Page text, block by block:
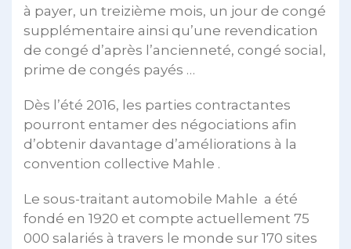
à payer, un treizième mois, un jour de congé
supplémentaire ainsi qu’une revendication
de congé d’après l’ancienneté, congé social,
prime de congés payés …
Dès l’été 2016, les parties contractantes
pourront entamer des négociations afin
d’obtenir davantage d’améliorations à la
convention collective Mahle .
Le sous-traitant automobile Mahle a été
fondé en 1920 et compte actuellement 75
000 salariés à travers le monde sur 170 sites